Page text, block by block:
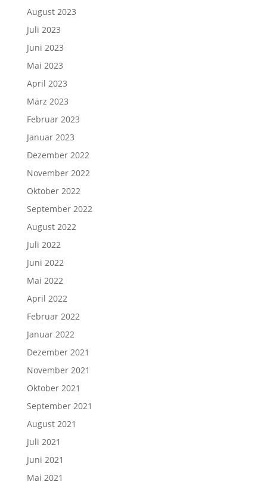
August 2023
Juli 2023
Juni 2023
Mai 2023
April 2023
März 2023
Februar 2023
Januar 2023
Dezember 2022
November 2022
Oktober 2022
September 2022
August 2022
Juli 2022
Juni 2022
Mai 2022
April 2022
Februar 2022
Januar 2022
Dezember 2021
November 2021
Oktober 2021
September 2021
August 2021
Juli 2021
Juni 2021
Mai 2021